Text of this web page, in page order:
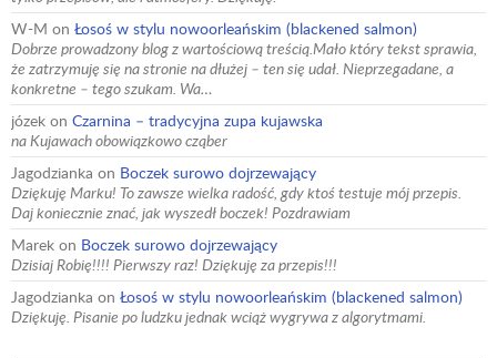
W-M on Łosoś w stylu nowoorleańskim (blackened salmon)
Dobrze prowadzony blog z wartościową treścią.Mało który tekst sprawia,
że zatrzymuję się na stronie na dłużej – ten się udał. Nieprzegadane, a
konkretne – tego szukam. Wa…
józek on Czarnina – tradycyjna zupa kujawska
na Kujawach obowiązkowo cząber
Jagodzianka on Boczek surowo dojrzewający
Dziękuję Marku! To zawsze wielka radość, gdy ktoś testuje mój przepis.
Daj koniecznie znać, jak wyszedł boczek! Pozdrawiam
Marek on Boczek surowo dojrzewający
Dzisiaj Robię!!!! Pierwszy raz! Dziękuję za przepis!!!
Jagodzianka on Łosoś w stylu nowoorleańskim (blackened salmon)
Dziękuję. Pisanie po ludzku jednak wciąż wygrywa z algorytmami.